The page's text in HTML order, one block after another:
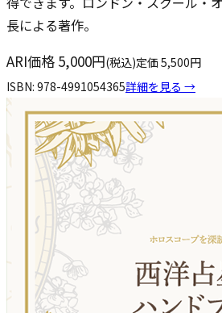
長による著作。
ARI価格 5,000円(税込)定価 5,500円
ISBN: 978-4991054365詳細を見る →